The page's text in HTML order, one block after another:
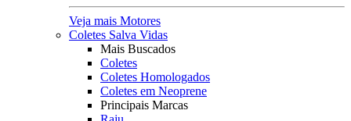
Veja mais Motores
Coletes Salva Vidas
Mais Buscados
Coletes
Coletes Homologados
Coletes em Neoprene
Principais Marcas